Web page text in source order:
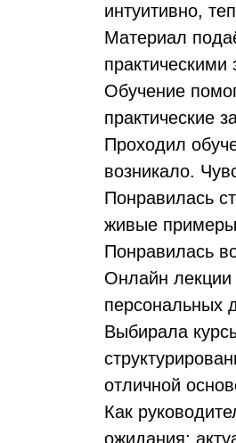
интуитивно,
Материал
Обучение
практические
Проходил
возникало.
Понравилась
живые примеры
Понравилась
Онлайн лекции
персональных
Выбирала
отличной
Как
ожидания: